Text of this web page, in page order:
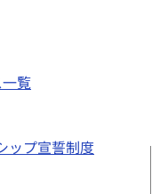
覧
ップ宣誓制度